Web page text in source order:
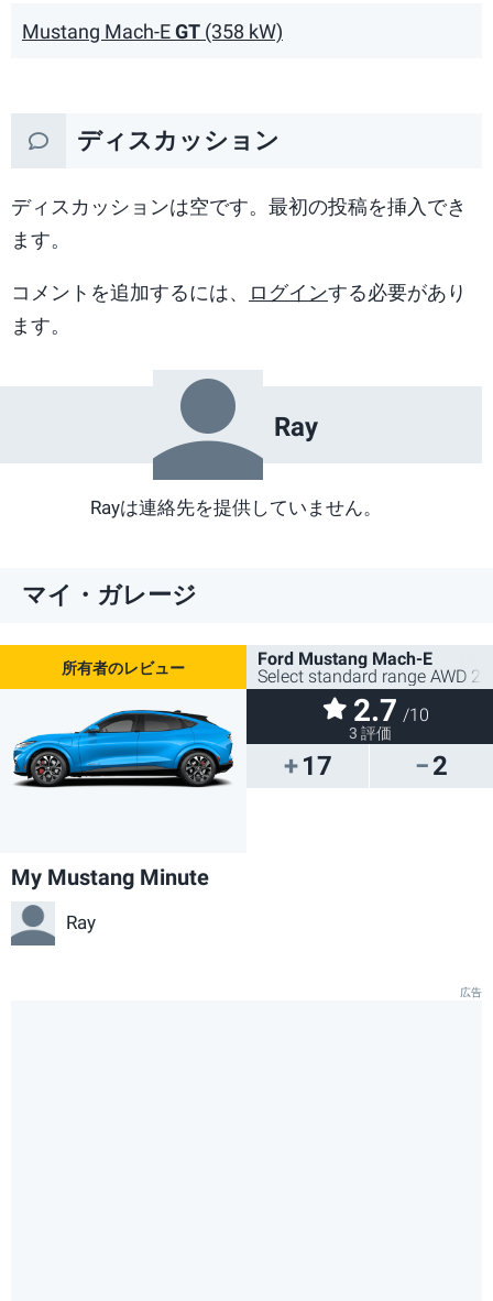
Mustang Mach-EGT (358 kW)
ディスカッション
ディスカッションは空です。最初の投稿を挿入でき
ます。
コメントを追加するには、 ログインする必要があり
ます。
Ray
Rayは連絡先を提供していません。
マイ・ガレージ
17 2
Ford Mustang Mach-E
Select standard range AWD
2.7 /10
3 評価
My Mustang Minute
Ray